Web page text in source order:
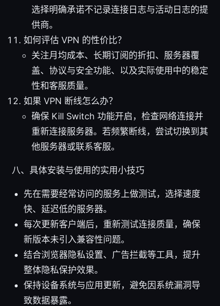
选择明确承诺不记录连接日志与活动日志的提
供商。
如何评估 VPN 的性价比？
关注月均成本、长期订阅的折扣、服务器覆
盖、协议与安全功能、以及实际使用中的稳定
性和客服质量。
如果 VPN 断线怎么办？
确保 Kill Switch 功能开启，检查网络连接并
重新连接服务器。若频繁断线，尝试切换到其
他服务器或联系客服。
八、具体安装与使用的实用小技巧
先在需要经常访问的服务上做测试，选择速度
快、延迟低的服务器。
每次更新客户端后，重新测试连接质量，确保
新版本未引入兼容性问题。
结合浏览器隐私设置、广告拦截等工具，提升
整体隐私保护效果。
保持设备系统与应用更新，避免因系统漏洞导
致数据暴露。